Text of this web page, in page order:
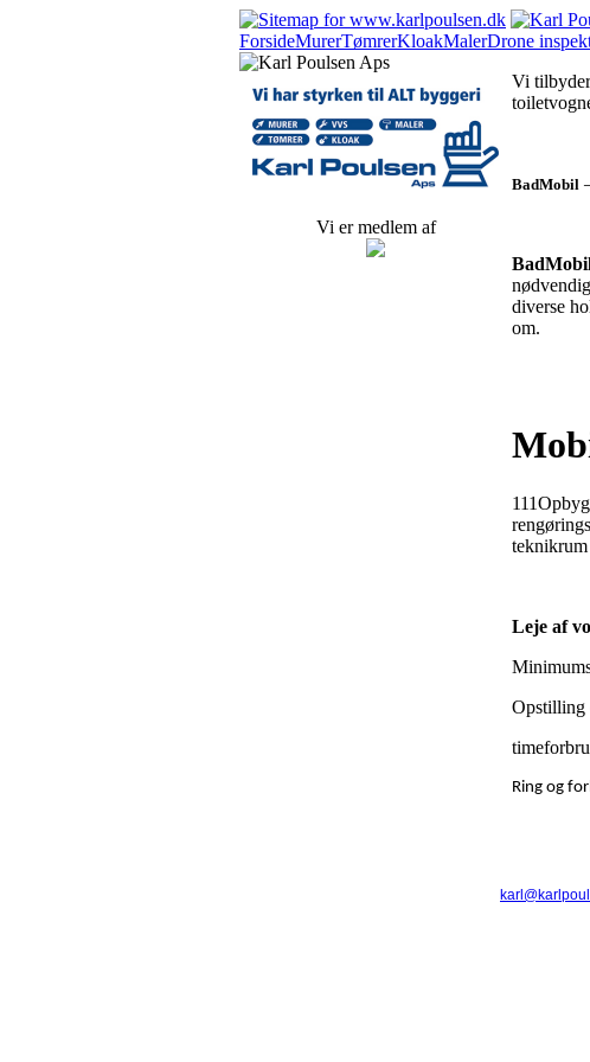
ForsideMurerTømrerKloakMalerDrone
Vi er medlem af
Vi
BadMobil
diverse
om.
teknikrum
Leje af
Opstilling
Ring og